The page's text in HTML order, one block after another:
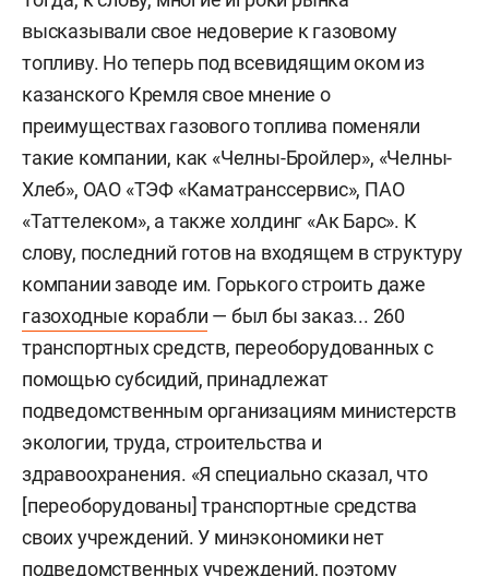
высказывали свое недоверие к газовому
топливу. Но теперь под всевидящим оком из
казанского Кремля свое мнение о
преимуществах газового топлива поменяли
такие компании, как «Челны-Бройлер», «Челны-
Хлеб», ОАО «ТЭФ «Каматранссервис», ПАО
«Таттелеком», а также холдинг «Ак Барс». К
слову, последний готов на входящем в структуру
компании заводе им. Горького строить даже
газоходные корабли — был бы заказ... 260
транспортных средств, переоборудованных с
помощью субсидий, принадлежат
подведомственным организациям министерств
экологии, труда, строительства и
здравоохранения. «Я специально сказал, что
[переоборудованы] транспортные средства
своих учреждений. У минэкономики нет
подведомственных учреждений, поэтому